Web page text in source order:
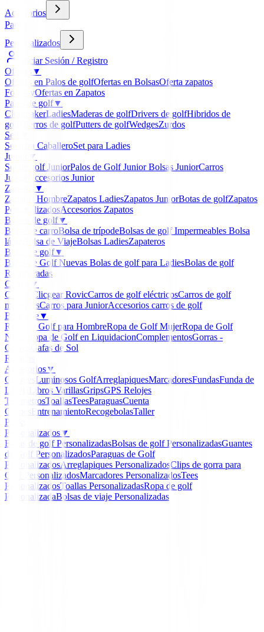
Accesorios
Packs
Personalizados
Iniciar Sesión / Registro
Ofertas
▼
Ofertas en Palos de golfOfertas en BolsasOferta zapatos
FootJoyOfertas en Zapatos
Palos de golf▼
ClubmakerLadiesMaderas de golfDrivers de golfHibridos de
golf
Hierros de golfPutters de golfWedgesZurdos
Sets
Set para CaballeroSet para Ladies
Junior
▼
Set de golf JuniorPalos de Golf JuniorBolsas JuniorCarros
Junior
Accesorios Junior
Zapatos
▼
Zapatos HombreZapatos LadiesZapatos JuniorBotas de golfZapatos
PersonalizadosAccesorios Zapatos
Bolsas de golf▼
Bolsa de carroBolsa de trípodeBolsas de golf Impermeables Bolsa
lápiz
Bolsa de ViajeBolsas LadiesZapateros
Bolas de golf▼
Bolas de Golf Nuevas Bolas de golf para LadiesBolas de golf
Recuperadas
Carros
▼
Carros Clicgear RovicCarros de golf eléctricosCarros de golf
manualesCarros para JuniorAccesorios carros de golf
Boutique▼
Ropa de Golf para HombreRopa de Golf MujerRopa de Golf
Niños
Ropa de Golf en LiquidacionComplementosGorras -
Gorros
Gafas de Sol
Regalos
Accesorios▼
Guantes
Luminosos GolfArreglapiquesMarcadoresFundasFunda de
Lluvia
Libros VarillasGripsGPS Relojes
TelemetrosToallasTeesParaguasCuenta
Golpes
EntrenamientoRecogebolasTaller
Packs
Personalizados▼
Bolas de golf PersonalizadasBolsas de golf PersonalizadasGuantes
de Golf PersonalizadosParaguas de Golf
PersonalizadosArreglapiques PersonalizadosClips de gorra para
Golf PersonalizadosMarcadores PersonalizadosTees
PersonalizadosToallas PersonalizadasRopa de golf
PersonalizadaBolsas de viaje Personalizadas